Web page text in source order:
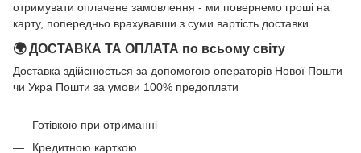
отримувати оплачене замовлення - ми повернемо гроші на
карту, попередньо врахувавши з суми вартість доставки.
🌍 ДОСТАВКА ТА ОПЛАТА по всьому світу
Доставка здійснюється за допомогою операторів Нової Пошти
чи Укра Пошти за умови 100% предоплати
Готівкою при отриманні
Кредитною карткою